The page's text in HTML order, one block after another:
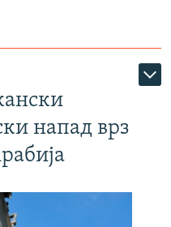
напад врз